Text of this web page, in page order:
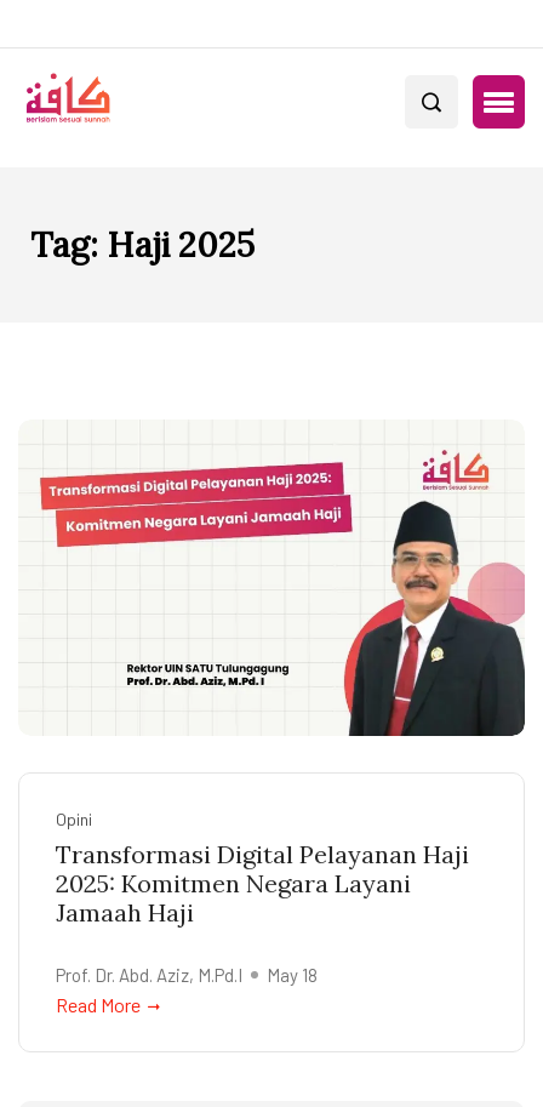
Tag: Haji 2025
Opini
Transformasi Digital Pelayanan Haji
2025: Komitmen Negara Layani
Jamaah Haji
Prof. Dr. Abd. Aziz, M.Pd.I May 18
Read More